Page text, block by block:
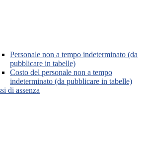
Personale non a tempo indeterminato (da
pubblicare in tabelle)
Costo del personale non a tempo
indeterminato (da pubblicare in tabelle)
di assenza